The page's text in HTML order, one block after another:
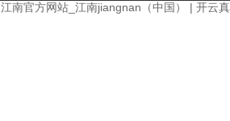
江南官方网站_江南jiangnan（中国） | 开云